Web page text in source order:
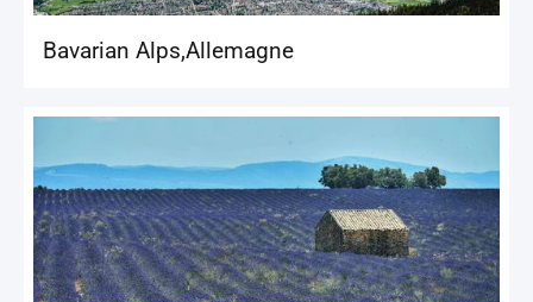
Bavarian Alps,Allemagne